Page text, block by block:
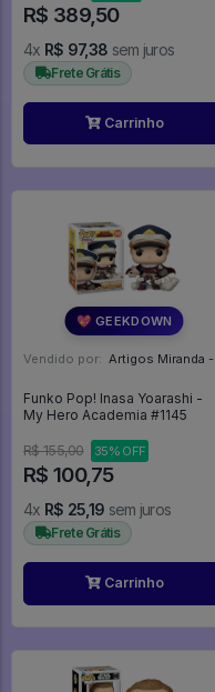
R$ 389,50
4x R$ 97,38 sem juros
Frete Grátis
Carrinho
💖 GEEKDOWN
Vendido por: Artigos Miranda - RJ
Funko Pop! Inasa Yoarashi -
My Hero Academia #1145
R$ 155,00 35% OFF
R$ 100,75
4x R$ 25,19 sem juros
Frete Grátis
Carrinho